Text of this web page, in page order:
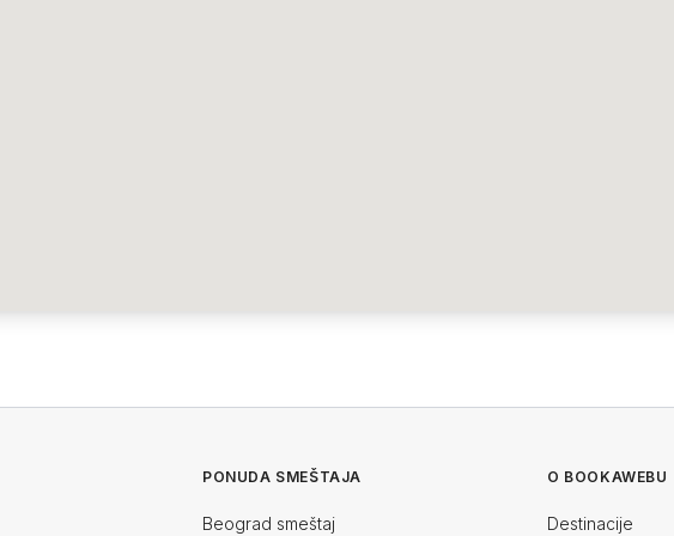
PONUDA SMEŠTAJA
Beograd smeštaj
O BOOKAWEBU
Destinacije